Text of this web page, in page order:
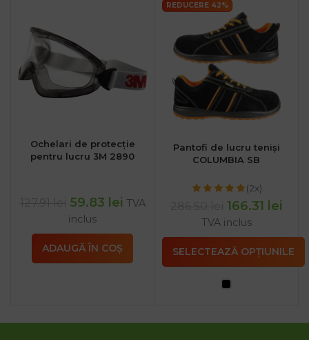
Ochelari de protecție
pentru lucru 3M 2890
59.83 lei TVA
inclus
ADAUGĂ ÎN COȘ
REDUCERE 42%
Pantofi de lucru teniși
COLUMBIA SB
(2x)
166.31 lei
TVA inclus
SELECTEAZĂ OPȚIUNILE